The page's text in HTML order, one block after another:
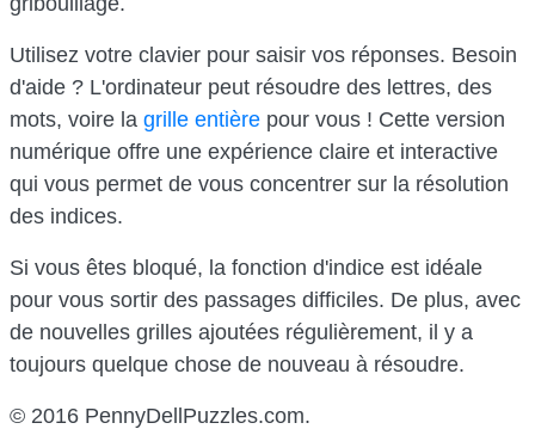
Utilisez votre clavier pour saisir vos réponses. Besoin
d'aide ? L'ordinateur peut résoudre des lettres, des
mots, voire la grille entière pour vous ! Cette version
numérique offre une expérience claire et interactive
qui vous permet de vous concentrer sur la résolution
des indices.
Si vous êtes bloqué, la fonction d'indice est idéale
pour vous sortir des passages difficiles. De plus, avec
de nouvelles grilles ajoutées régulièrement, il y a
toujours quelque chose de nouveau à résoudre.
© 2016 PennyDellPuzzles.com.